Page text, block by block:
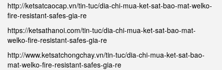
http://ketsatcaocap.vn/tin-tuc/dia-chi-mua-ket-sat-bao-mat-welko-
fire-resistant-safes-gia-re
https://ketsathanoi.com/tin-tuc/dia-chi-mua-ket-sat-bao-mat-
welko-fire-resistant-safes-gia-re
http://www.ketsatchongchay.vn/tin-tuc/dia-chi-mua-ket-sat-bao-
mat-welko-fire-resistant-safes-gia-re